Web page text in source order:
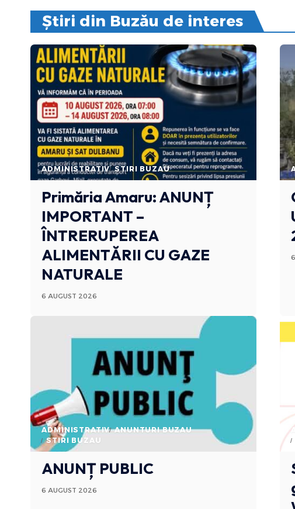
Știri din Buzău de interes
ADMINISTRATIV STIRI BUZAU
Primăria Amaru: ANUNȚ
IMPORTANT –
ÎNTRERUPEREA
ALIMENTĂRII CU GAZE
NATURALE
6 AUGUST 2026
ADMINISTRATIV ANUNTURI BUZAU
STIRI BUZAU
ANUNȚ PUBLIC
6 AUGUST 2026